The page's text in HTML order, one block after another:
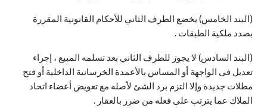
(البند الخامس) يخضع الطرف الثاني للأحكام القانونية المقررة
بصدد ملكية الطبقات .
(البند السادس) لا يجوز للطرف الثاني بعد تسلمه المبيع ، إجراء
تعديل فى الواجهة أو المساس بالأعمدة الخرسانية الداخلية أو فتح
مطلات جديدة وإلا التزم برد الشئ لأصله مع تعويض أعضاء اتحاد
الملاك عما يترتب على فعله من ضرر بالعقار .